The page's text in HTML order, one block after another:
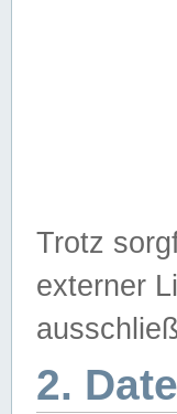
Trotz
externer
2.